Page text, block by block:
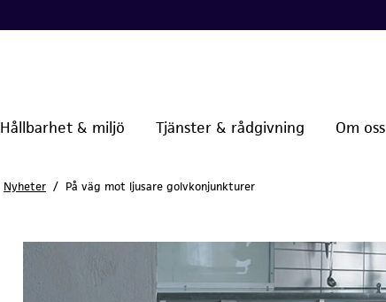
Hållbarhet & miljö Tjänster & rådgivning Om oss
Nyheter På väg mot ljusare golvkonjunkturer